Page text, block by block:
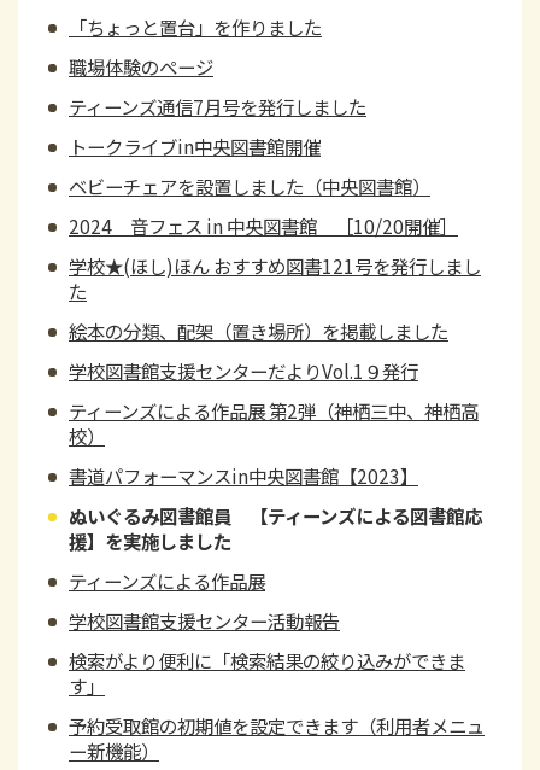
「ちょっと置台」を作りました
職場体験のページ
ティーンズ通信7月号を発行しました
トークライブin中央図書館開催
ベビーチェアを設置しました（中央図書館）
2024 音フェス in 中央図書館 ［10/20開催］
学校★(ほし)ほん おすすめ図書121号を発行しまし
た
絵本の分類、配架（置き場所）を掲載しました
学校図書館支援センターだよりVol.1９発行
ティーンズによる作品展 第2弾（神栖三中、神栖高
校）
書道パフォーマンスin中央図書館【2023】
ぬいぐるみ図書館員 【ティーンズによる図書館応
援】を実施しました
ティーンズによる作品展
学校図書館支援センター活動報告
検索がより便利に「検索結果の絞り込みができま
す」
予約受取館の初期値を設定できます（利用者メニュ
ー新機能）